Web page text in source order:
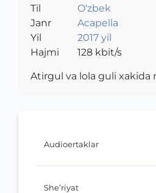
Audioertaklar
She’riyat
Til
O‘zbek
Janr
Acapella
Yil
2017 yil
Hajmi
128kbit/s
Atirgul va lola guli xakida